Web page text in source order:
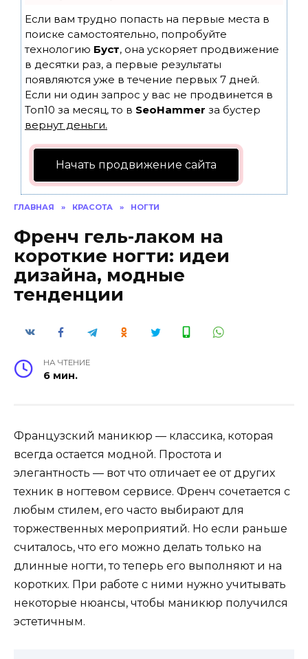
Если вам трудно попасть на первые места в
поиске самостоятельно, попробуйте
технологию Буст, она ускоряет продвижение
в десятки раз, а первые результаты
появляются уже в течение первых 7 дней.
Если ни один запрос у вас не продвинется в
Топ10 за месяц, то в SeoHammer за бустер
вернут деньги.
Начать продвижение сайта
ГЛАВНАЯ » КРАСОТА » НОГТИ
Френч гель-лаком на
короткие ногти: идеи
дизайна, модные
тенденции
НА ЧТЕНИЕ
6 мин.
Французский маникюр — классика, которая
всегда остается модной. Простота и
элегантность — вот что отличает ее от других
техник в ногтевом сервисе. Френч сочетается с
любым стилем, его часто выбирают для
торжественных мероприятий. Но если раньше
считалось, что его можно делать только на
длинные ногти, то теперь его выполняют и на
коротких. При работе с ними нужно учитывать
некоторые нюансы, чтобы маникюр получился
эстетичным.